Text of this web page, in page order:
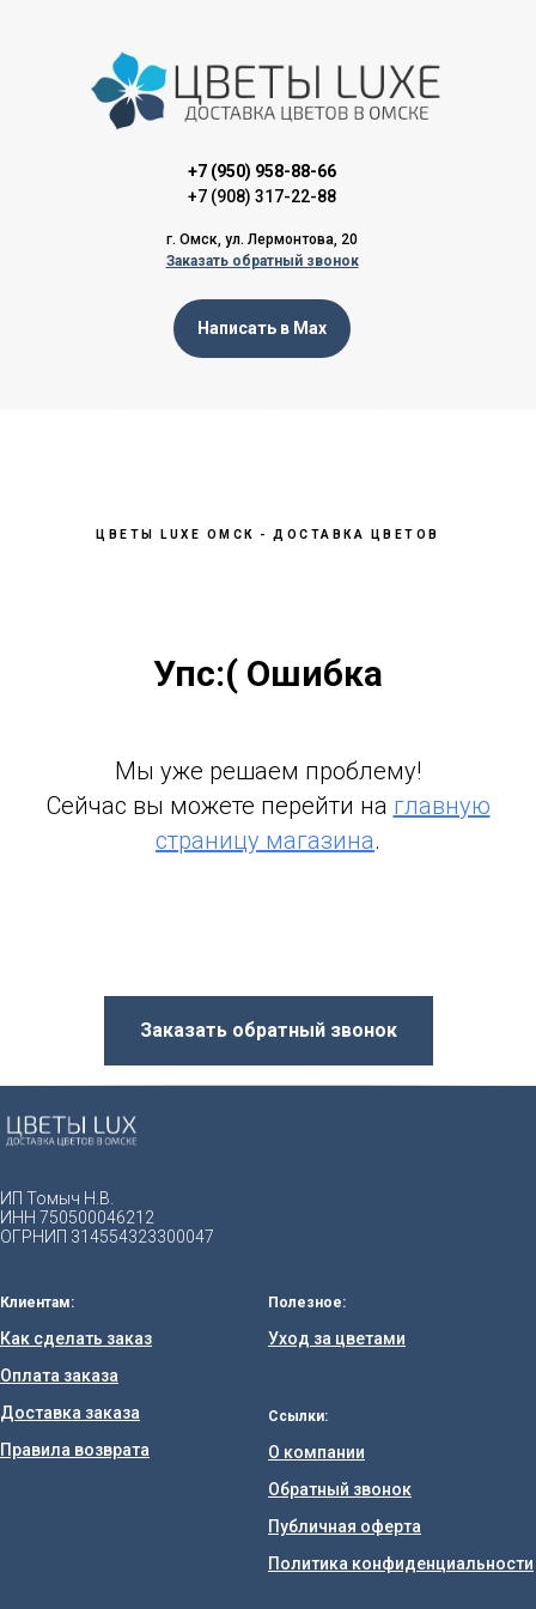
+7 (950) 958-88-66
+7 (908) 317-22-88
г. Омск, ул. Лермонтова, 20
Заказать обратный звонок
Написать в Max
ЦВЕТЫ LUXE ОМСК - ДОСТАВКА ЦВЕТОВ
Упс:( Ошибка
Мы уже решаем проблему!
Сейчас вы можете перейти на главную
страницу магазина.
Заказать обратный звонок
ИП Томыч Н.В.
ИНН 750500046212
ОГРНИП 314554323300047
Клиентам:
Как сделать заказ
Оплата заказа
Доставка заказа
Правила возврата
Полезное:
Уход за цветами
Ссылки:
О компании
Обратный звонок
Публичная оферта
Политика конфиденциальности